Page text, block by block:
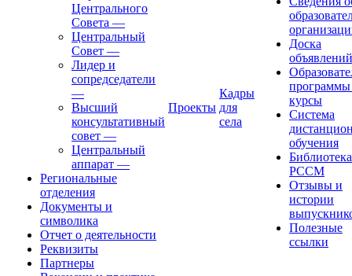
Центрального
Совета —
Центральный
Совет —
Лидер и
сопредседатели
—
Высший
консультативный
совет —
Центральный
аппарат —
Региональные
отделения
Документы и
символика
Отчет о деятельности
Реквизиты
Партнеры
Проекты
Кадры
для
села
Доска
объявлений
курсы
Система
обучения
Библиотека
РССМ
Отзывы и
истории
Полезные
ссылки